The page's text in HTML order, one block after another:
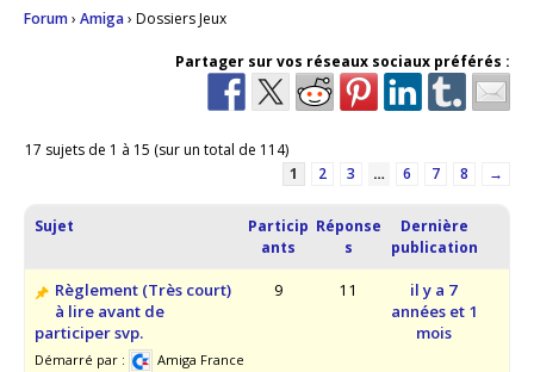
Forum› Amiga› Dossiers Jeux
Partager sur vos réseaux sociaux préférés :
17 sujets de 1 à 15 (sur un total de 114)
1
2 3 … 6 7 8 →
Sujet
Particip
ants
Réponse
s
Dernière
publication
Règlement (Très court)
à lire avant de
participer svp.
Démarré par :
Amiga France
9 11
il y a 7
années et 1
mois